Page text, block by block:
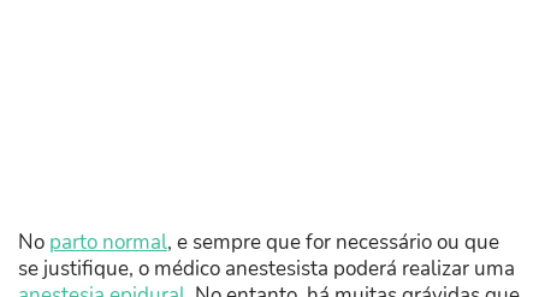
No parto normal, e sempre que for necessário ou que
se justifique, o médico anestesista poderá realizar uma